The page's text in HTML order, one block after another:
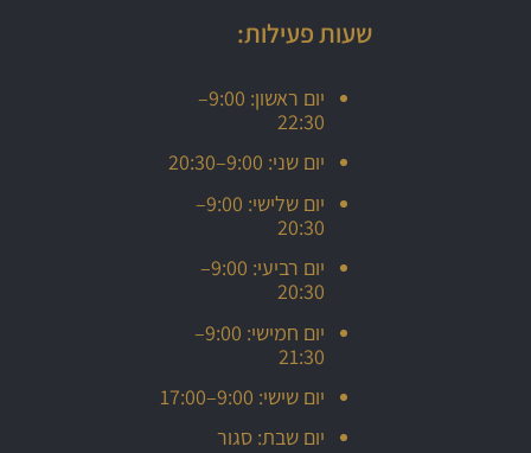
שעות פעילות:
יום ראשון: 9:00–
22:30
יום שני: 9:00–20:30
יום שלישי: 9:00–
20:30
יום רביעי: 9:00–
20:30
יום חמישי: 9:00–
21:30
יום שישי: 9:00–17:00
יום שבת: סגור